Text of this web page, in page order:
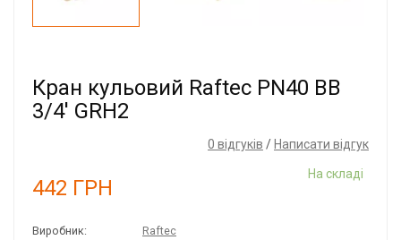
Кран кульовий Raftec PN40 ВВ
3/4' GRH2
0 відгуків / Написати відгук
442 ГРН
На складі
Виробник:
Raftec